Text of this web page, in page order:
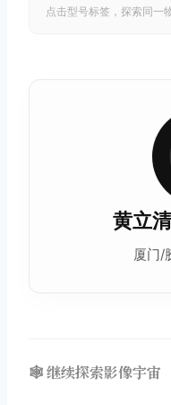
点击型号标签，探索同一
黄立
厦门/
🕸️ 继续探索影像宇宙